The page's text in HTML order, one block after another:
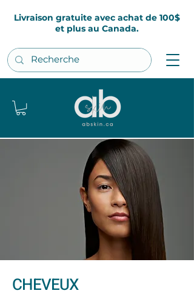
Livraison gratuite avec achat de 100$
et plus au Canada.
CHEVEUX